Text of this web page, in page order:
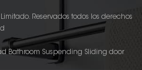
Reservados todos los derechos
Bathroom Suspending Sliding door